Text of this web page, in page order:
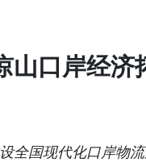
山口岸经济
全国现代化口岸物